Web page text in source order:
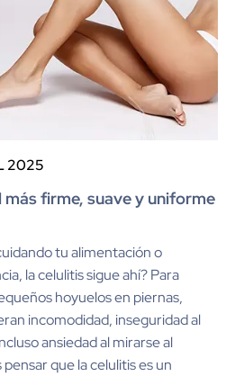
2025
más firme, suave y uniforme
tu alimentación o
la celulitis sigue ahí? Para
hoyuelos en piernas,
incomodidad, inseguridad al
ansiedad al mirarse al
que la celulitis es un